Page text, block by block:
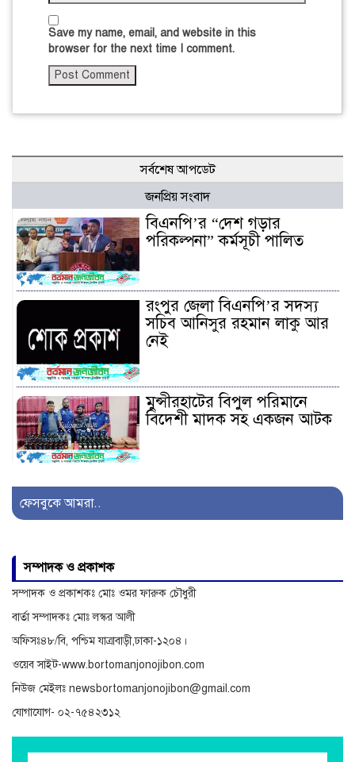
Save my name, email, and website in this
browser for the next time I comment.
সর্বশেষ আপডেট
জনপ্রিয় সংবাদ
বিএনপি’র “দেশ গড়ার
পরিকল্পনা” কর্মসূচী পালিত
রংপুর জেলা বিএনপি’র সদস্য
সচিব আনিসুর রহমান লাকু আর
নেই
মুন্সীরহাটের বিপুল পরিমানে
বিদেশী মাদক সহ একজন আটক
সাজেকগামী পর্যটকবাহী যানবাহন
সেনাবাহিনী
বিরুদ্ধে অনুসন্ধান
ফেসবুকে আমরা..
সম্পাদক ও প্রকাশক
সম্পাদক ও প্রকাশকঃ মোঃ ওমর ফারুক চৌধুরী
বার্তা সম্পাদকঃ মোঃ লস্কর আলী
অফিসঃ৪৮/বি, পশ্চিম যাত্রাবাড়ী,ঢাকা-১২০৪।
ওয়েব সাইট-www.bortomanjonojibon.com
নিউজ মেইলঃ newsbortomanjonojibon@gmail.com
যোগাযোগ- ০২-৭৫৪২৩১২